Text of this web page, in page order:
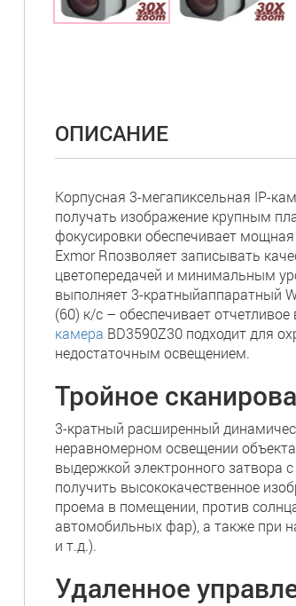
ОПИСАНИЕ
Корпусная 3-мегапиксельная IP-
получать изображение крупным
фокусировки обеспечивает
Exmor Rпозволяет записывать
цветопередачей и минимальным
выполняет 3-кратныйаппаратный
(60) к/с – обеспечивает
камера BD3590Z30 подходит для
недостаточным освещением.
Тройное
3-кратный расширенный
неравномерном освещении
выдержкой электронного затвора
получить высококачественное
проема в помещении, против
автомобильных фар), а также при
и т.д.).
Удаленное